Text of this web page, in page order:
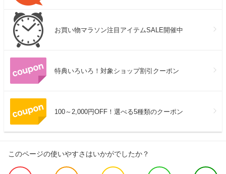
お買い物マラソン注目アイテムSALE開催中
特典いろいろ！対象ショップ割引クーポン
100～2,000円OFF！選べる5種類のクーポン
このページの使いやすさはいかがでしたか？